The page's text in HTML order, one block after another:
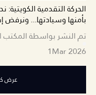
الحركة التقدمية
بأمنها وسيادتها...
تم النشر بواسطة المكتب
Mar 2026
1
عرض